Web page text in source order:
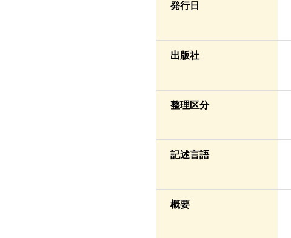
発行日
出版社
整理区分
記述言語
概要